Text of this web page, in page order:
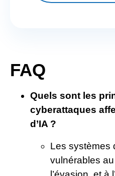
FAQ
Quels sont les
cyberattaques
d’IA ?
Les systèmes
vulnérables